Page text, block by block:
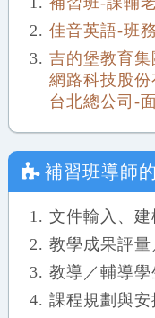
佳音英語-班
吉的堡教育
網路科技股份
台北總公司-
補習班導師
文件輸入、
教學成果評量
教導／輔導學
課程規劃與安